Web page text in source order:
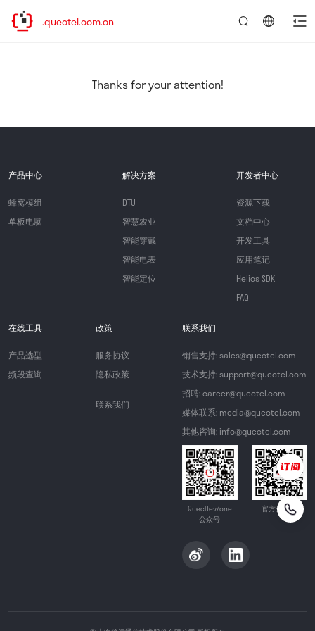
www.quectel.com.cn
Thanks for your attention!
产品中心
蜂窝模组
单板电脑
解决方案
DTU
智慧农业
智能穿戴
智能电表
智能定位
开发者中心
资源下载
文档中心
开发工具
应用笔记
Helios SDK
FAQ
在线工具
产品选型
频段查询
政策
服务协议
隐私政策
联系我们
联系我们
销售支持: sales@quectel.com
技术支持: support@quectel.com
招聘: career@quectel.com
媒体联系: media@quectel.com
其他咨询: info@quectel.com
QuecDevZone
公众号
官方公众号